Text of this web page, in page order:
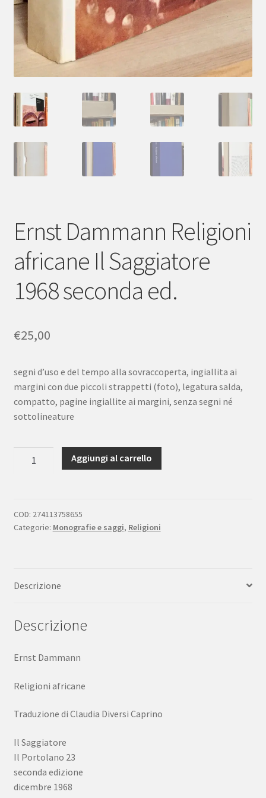
Ernst Dammann Religioni
africane Il Saggiatore
1968 seconda ed.
€25,00
segni d’uso e del tempo alla sovraccoperta, ingiallita ai
margini con due piccoli strappetti (foto), legatura salda,
compatto, pagine ingiallite ai margini, senza segni né
sottolineature
Il
Saggiatore
quantità
Aggiungi al carrello
COD: 274113758655
Categorie: Monografie e saggi, Religioni
Descrizione
Descrizione
Ernst Dammann
Religioni africane
Traduzione di Claudia Diversi Caprino
Il Saggiatore
Il Portolano 23
seconda edizione
dicembre 1968